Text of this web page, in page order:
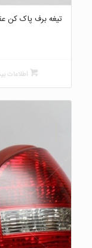
تیغه برف پاک کن
اطلاعات